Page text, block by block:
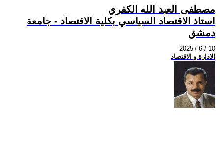
مصطفى العبد الله الكفري
استاذ الاقتصاد السياسي بكلية الاقتصاد - جامعة
دمشق
2025 / 6 / 10
الادارة و الاقتصاد